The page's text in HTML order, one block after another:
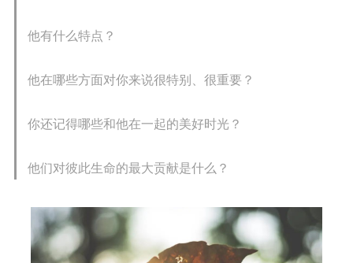
他有什么特点？
他在哪些方面对你来说很特别、很重要？
你还记得哪些和他在一起的美好时光？
他们对彼此生命的最大贡献是什么？